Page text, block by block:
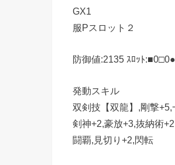
GX1
服Pスロ
防御値:2135 ｽﾛｯﾄ
発動スキル
双剣技【双龍】,剛撃+5,
剣神+2,豪放+3,抜納術
闘覇,見切り+2,閃転